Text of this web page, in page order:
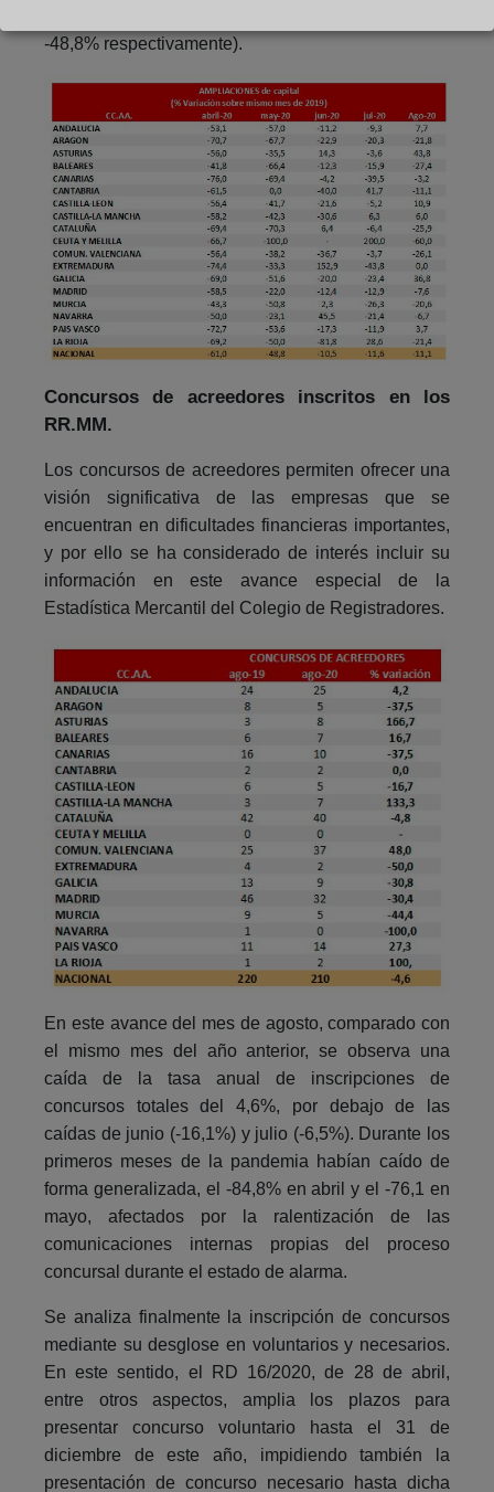
-48,8% respectivamente).
Concursos de acreedores inscritos en los
RR.MM.
Los concursos de acreedores permiten ofrecer una
visión significativa de las empresas que se
encuentran en dificultades financieras importantes,
y por ello se ha considerado de interés incluir su
información en este avance especial de la
Estadística Mercantil del Colegio de Registradores.
En este avance del mes de agosto, comparado con
el mismo mes del año anterior, se observa una
caída de la tasa anual de inscripciones de
concursos totales del 4,6%, por debajo de las
caídas de junio (-16,1%) y julio (-6,5%). Durante los
primeros meses de la pandemia habían caído de
forma generalizada, el -84,8% en abril y el -76,1 en
mayo, afectados por la ralentización de las
comunicaciones internas propias del proceso
concursal durante el estado de alarma.
Se analiza finalmente la inscripción de concursos
mediante su desglose en voluntarios y necesarios.
En este sentido, el RD 16/2020, de 28 de abril,
entre otros aspectos, amplia los plazos para
presentar concurso voluntario hasta el 31 de
diciembre de este año, impidiendo también la
presentación de concurso necesario hasta dicha